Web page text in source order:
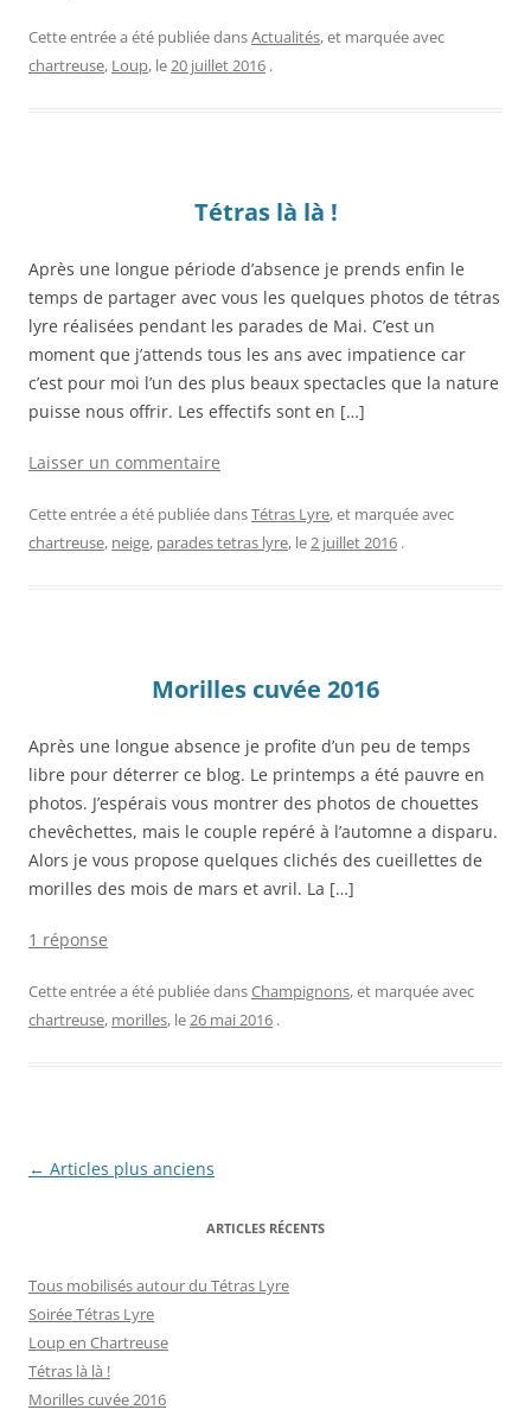
Cette entrée a été publiée dansActualités, et marquée avec
chartreuse, Loup, le20 juillet 2016 .
Tétras là là !
Après une longue période d’absence je prends enfin le
temps de partager avec vous les quelques photos de tétras
lyre réalisées pendant les parades de Mai. C’est un
moment que j’attends tous les ans avec impatience car
c’est pour moi l’un des plus beaux spectacles que la nature
puisse nous offrir. Les effectifs sont en […]
Laisser un commentaire
Cette entrée a été publiée dansTétras Lyre, et marquée avec
chartreuse, neige, parades tetras lyre, le2 juillet 2016 .
Morilles cuvée 2016
Après une longue absence je profite d’un peu de temps
libre pour déterrer ce blog. Le printemps a été pauvre en
photos. J’espérais vous montrer des photos de chouettes
chevêchettes, mais le couple repéré à l’automne a disparu.
Alors je vous propose quelques clichés des cueillettes de
morilles des mois de mars et avril. La […]
1 réponse
Cette entrée a été publiée dansChampignons, et marquée avec
chartreuse, morilles, le26 mai 2016 .
Navigation
← Articles plus anciens
ARTICLES RÉCENTS
Tous mobilisés autour du Tétras Lyre
Soirée Tétras Lyre
Loup en Chartreuse
Tétras là là !
Morilles cuvée 2016